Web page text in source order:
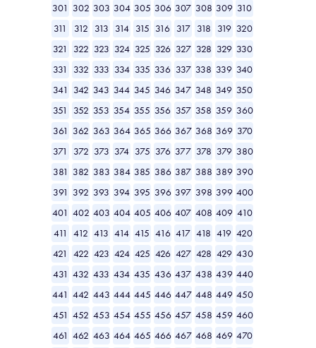
301 302 303 304 305 306 307 308 309 310
311
312 313 314 315 316 317 318 319 320
321
322 323 324 325 326 327 328 329 330
331
332 333 334 335 336 337 338 339 340
341
342 343 344 345 346 347 348 349 350
351
352 353 354 355 356 357 358 359 360
361 362 363 364 365 366 367 368 369 370
371
372 373 374 375 376 377 378 379 380
381 382 383 384 385 386 387 388 389 390
391 392 393 394 395 396 397 398 399 400
401 402 403 404 405 406 407 408 409 410
411
412 413 414 415 416 417 418 419 420
421
422 423 424 425 426 427 428 429 430
431 432 433 434 435 436 437 438 439 440
441 442 443 444 445 446 447 448 449 450
451 452 453 454 455 456 457 458 459 460
461 462 463 464 465 466 467 468 469 470